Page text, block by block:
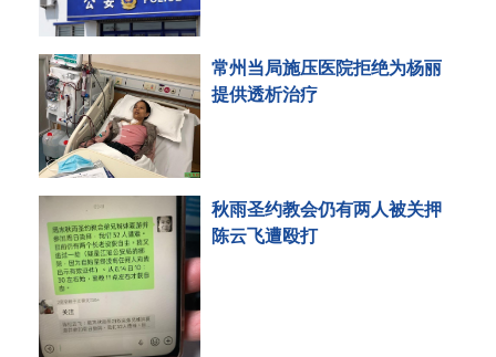
常州当局施压医院拒绝为杨丽
提供透析治疗
秋雨圣约教会仍有两人被关押
陈云飞遭殴打